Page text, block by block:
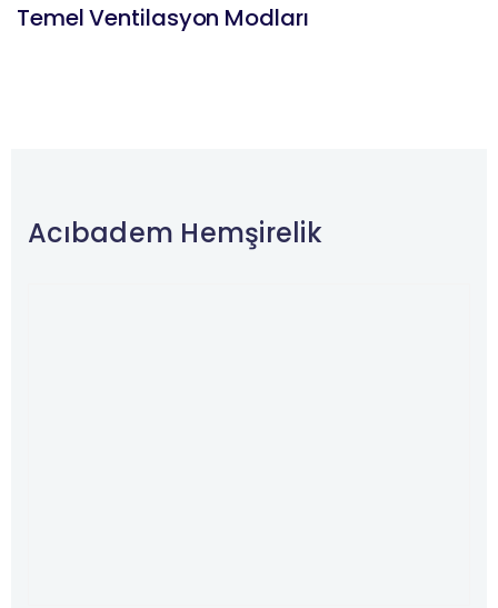
Temel Ventilasyon Modları
Acıbadem Hemşirelik